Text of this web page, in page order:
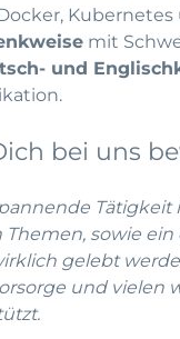
mit
und
bei uns
sowie
gelebt
und vielen